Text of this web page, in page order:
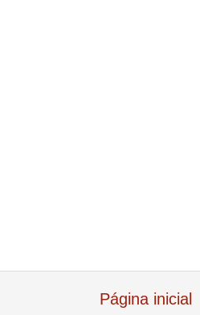
Página inicial